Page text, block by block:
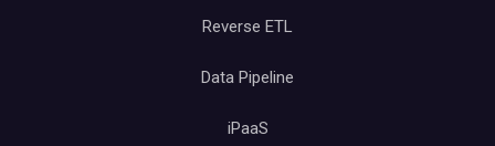
Reverse ETL
Data Pipeline
iPaaS